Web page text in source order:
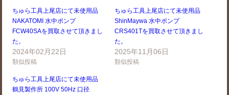
ちゅら工具上尾店にて未使用品
NAKATOMI 水中ポンプ
FCW40SAを買取させて頂きまし
た。
2024年02月22日
類似投稿
ちゅら工具上尾店にて未使用品
ShinMaywa 水中ポンプ
CRS401Tを買取させて頂きまし
た。
2025年11月06日
類似投稿
ちゅら工具上尾店にて未使用品
鶴見製作所 100V 50Hz 口径